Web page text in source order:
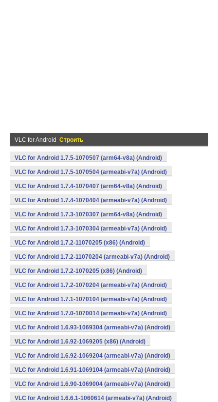
VLC for Android Строить
VLC for Android 1.7.5-1070507 (arm64-v8a) (Android)
VLC for Android 1.7.5-1070504 (armeabi-v7a) (Android)
VLC for Android 1.7.4-1070407 (arm64-v8a) (Android)
VLC for Android 1.7.4-1070404 (armeabi-v7a) (Android)
VLC for Android 1.7.3-1070307 (arm64-v8a) (Android)
VLC for Android 1.7.3-1070304 (armeabi-v7a) (Android)
VLC for Android 1.7.2-11070205 (x86) (Android)
VLC for Android 1.7.2-11070204 (armeabi-v7a) (Android)
VLC for Android 1.7.2-1070205 (x86) (Android)
VLC for Android 1.7.2-1070204 (armeabi-v7a) (Android)
VLC for Android 1.7.1-1070104 (armeabi-v7a) (Android)
VLC for Android 1.7.0-1070014 (armeabi-v7a) (Android)
VLC for Android 1.6.93-1069304 (armeabi-v7a) (Android)
VLC for Android 1.6.92-1069205 (x86) (Android)
VLC for Android 1.6.92-1069204 (armeabi-v7a) (Android)
VLC for Android 1.6.91-1069104 (armeabi-v7a) (Android)
VLC for Android 1.6.90-1069004 (armeabi-v7a) (Android)
VLC for Android 1.6.6.1-1060614 (armeabi-v7a) (Android)